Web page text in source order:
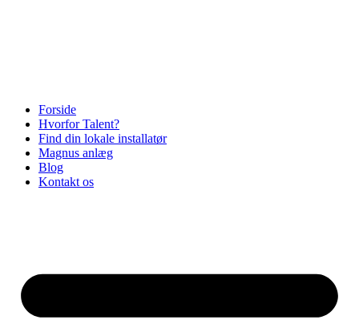
Forside
Hvorfor Talent?
Find din lokale installatør
Magnus anlæg
Blog
Kontakt os